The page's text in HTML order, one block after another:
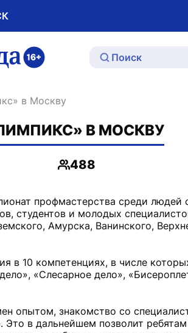
в Москву
В МОСКВУ
Просмотры
488
профмастерства среди людей
студентов и молодых
Амурска, Ванинского,
в 10 компетенциях, в числе
«Слесарное дело»,
опытом, знакомство со
в дальнейшем позволит